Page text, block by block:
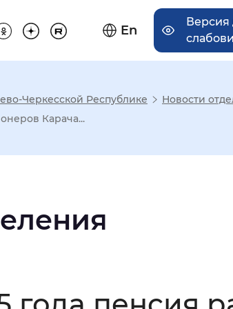
En
Версия
засечками
Черкесской Республике
Новости
Карача...